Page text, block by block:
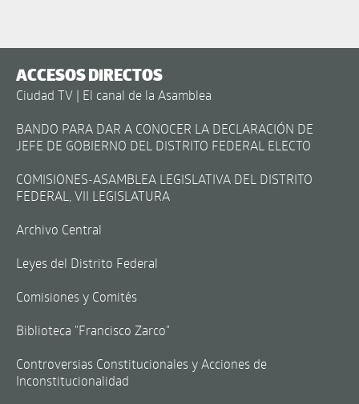
ACCESOS DIRECTOS
Ciudad TV | El canal de la Asamblea
BANDO PARA DAR A CONOCER LA DECLARACIÓN DE
JEFE DE GOBIERNO DEL DISTRITO FEDERAL ELECTO
COMISIONES-ASAMBLEA LEGISLATIVA DEL DISTRITO
FEDERAL, VII LEGISLATURA
Archivo Central
Leyes del Distrito Federal
Comisiones y Comités
Biblioteca "Francisco Zarco"
Controversias Constitucionales y Acciones de
Inconstitucionalidad